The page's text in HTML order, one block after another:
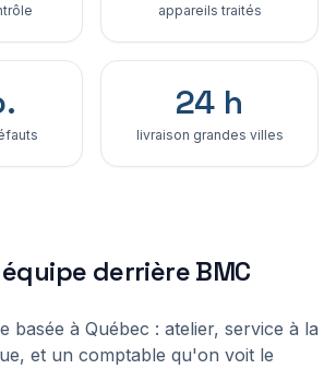
appareils traités
24 h
livraison grandes villes
derrière BMC
basée à Québec : atelier, service à la
et un comptable qu'on voit le